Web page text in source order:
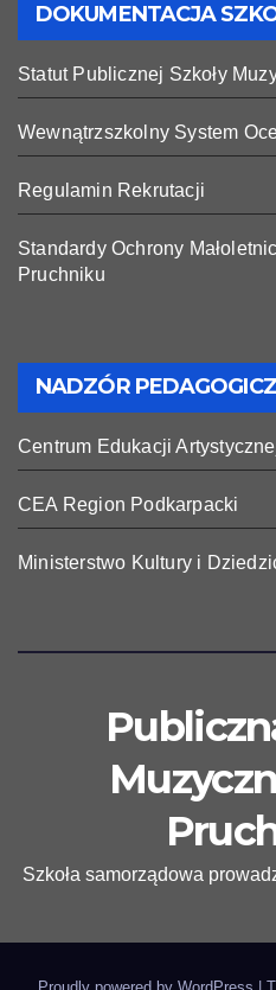
DOKUMENTACJA
Statut Publicznej Szkoły
Wewnątrzszkolny System
Regulamin Rekrutacji
Standardy Ochrony
Pruchniku
NADZÓR
Centrum Edukacji
CEA Region Podkarpacki
Ministerstwo Kultury i
Szkoła samorządowa